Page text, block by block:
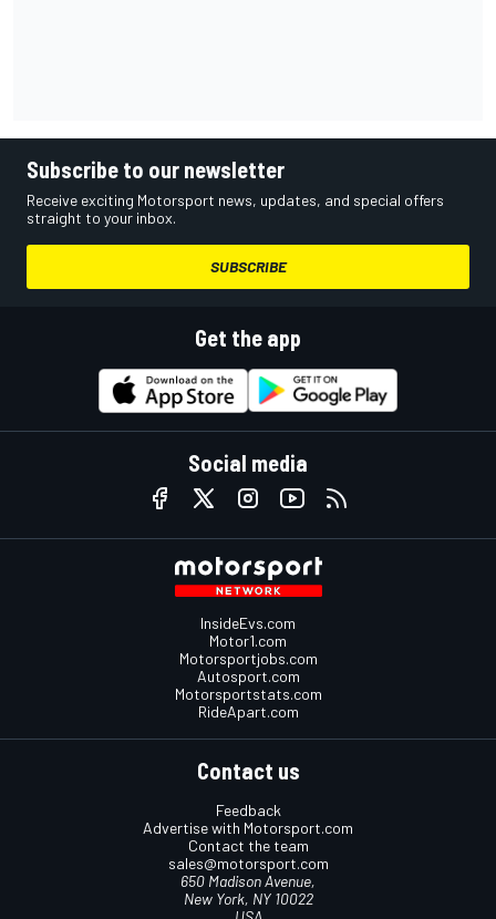
Subscribe to our newsletter
Receive exciting Motorsport news, updates, and special offers
straight to your inbox.
SUBSCRIBE
Get the app
Social media
InsideEvs.com
Motor1.com
Motorsportjobs.com
Autosport.com
Motorsportstats.com
RideApart.com
Contact us
Feedback
Advertise with Motorsport.com
Contact the team
sales@motorsport.com
650 Madison Avenue,
New York, NY 10022